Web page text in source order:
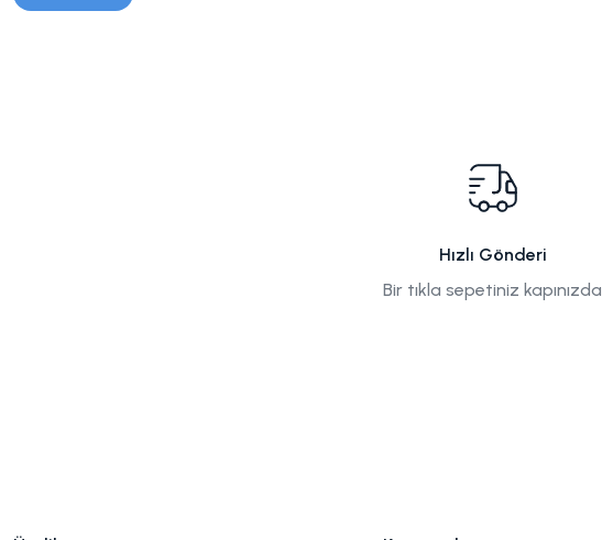
Hızlı Gönderi
Bir tıkla sepetiniz kapınızda